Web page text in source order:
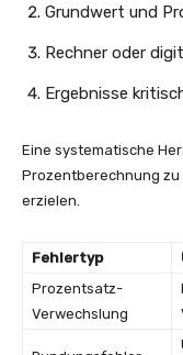
Grundwert und
Rechner oder
Ergebnisse
Eine systematische
Prozentberechnung zu
erzielen.
Fehlertyp
Prozentsatz-
Verwechslung